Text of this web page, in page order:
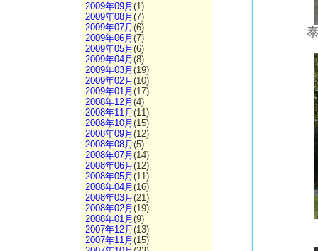
2009年09月 (1)
2009年08月 (7)
2009年07月 (6)
2009年06月 (7)
2009年05月 (6)
2009年04月 (8)
2009年03月 (19)
2009年02月 (10)
2009年01月 (17)
2008年12月 (4)
2008年11月 (11)
2008年10月 (15)
2008年09月 (12)
2008年08月 (5)
2008年07月 (14)
2008年06月 (12)
2008年05月 (11)
2008年04月 (16)
2008年03月 (21)
2008年02月 (19)
2008年01月 (9)
2007年12月 (13)
2007年11月 (15)